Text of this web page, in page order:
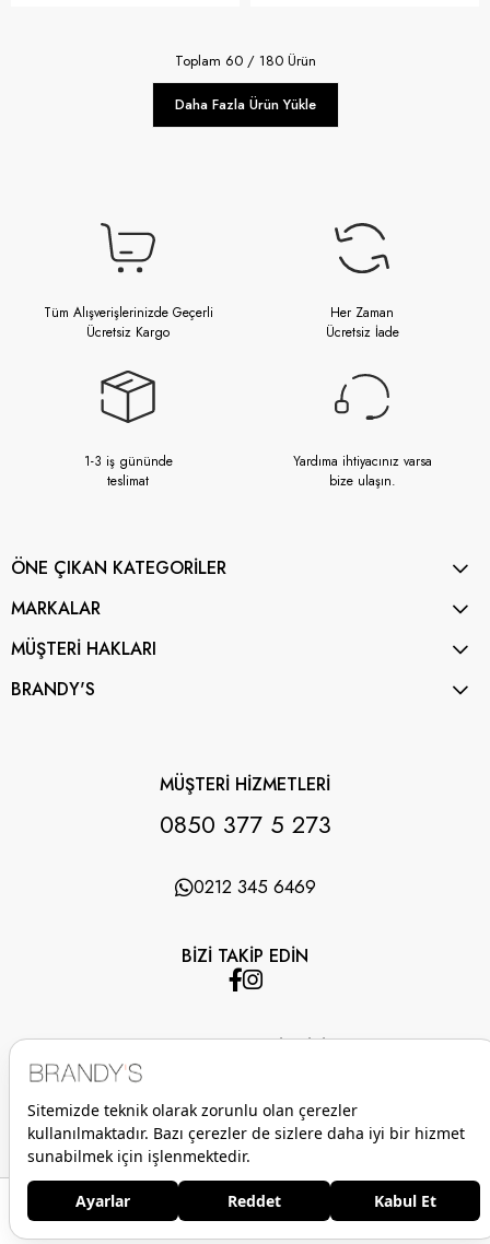
Toplam 60/ 180Ürün
Daha Fazla Ürün Yükle
Tüm Alışverişlerinizde Geçerli
Ücretsiz Kargo
Her Zaman
Ücretsiz İade
1-3 iş gününde
teslimat
Yardıma ihtiyacınız varsa
bize ulaşın.
ÖNE ÇIKAN KATEGORİLER
MARKALAR
MÜŞTERİ HAKLARI
BRANDY'S
MÜŞTERİ HİZMETLERİ
0850 377 5 273
0212 345 6469
BİZİ TAKİP EDİN
UYGULAMAMIZI İNDİRİN
Anasayfa Favorilerim Sepetim Üye Girişi